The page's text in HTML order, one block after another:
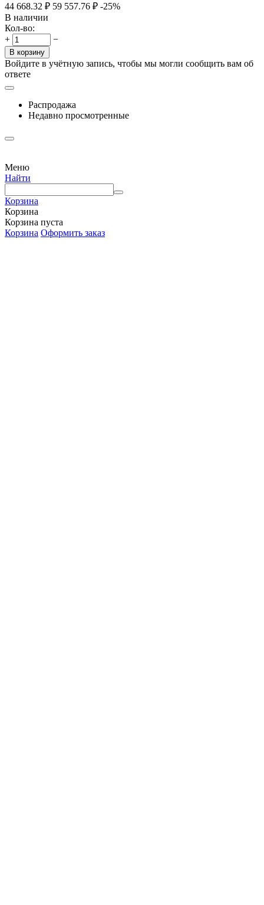
44 668.32 ₽ 59 557.76 ₽ -25%
В наличии
Кол-во:
+
−
В корзину
Войдите в учётную запись, чтобы мы могли сообщить вам об
ответе
Распродажа
Недавно просмотренные
Меню
Найти
Корзина
Корзина
Корзина пуста
Корзина Оформить заказ